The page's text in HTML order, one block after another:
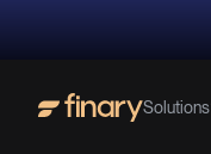
Solutions